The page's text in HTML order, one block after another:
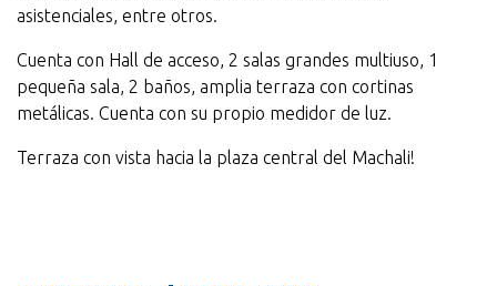
asistenciales, entre otros.
Cuenta con Hall de acceso, 2 salas grandes multiuso, 1
pequeña sala, 2 baños, amplia terraza con cortinas
metálicas. Cuenta con su propio medidor de luz.
Terraza con vista hacia la plaza central del Machali!